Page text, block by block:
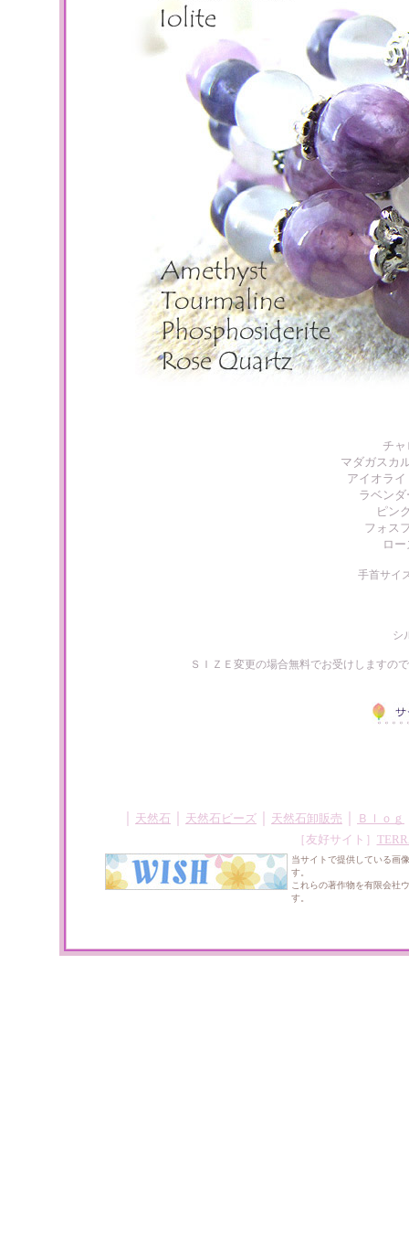
チ
マダガスカ
アイオラ
ラベン
ピン
フォス
ロ
手首サイ
シ
ＳＩＺＥ変更の場合無料でお受けします
天然石 天然石ビーズ 天然石卸販売 Ｂｌｏｇ
［友好サイト］
当サイトで提供している画
す。
これらの著作物を有限会社
す。